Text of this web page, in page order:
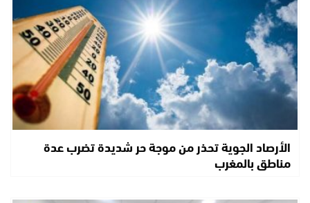
الأرصاد الجوية تحذر من موجة حر شديدة تضرب عدة
مناطق بالمغرب